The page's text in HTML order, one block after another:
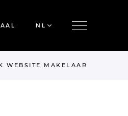
NL
WEBSITE MAKELAAR